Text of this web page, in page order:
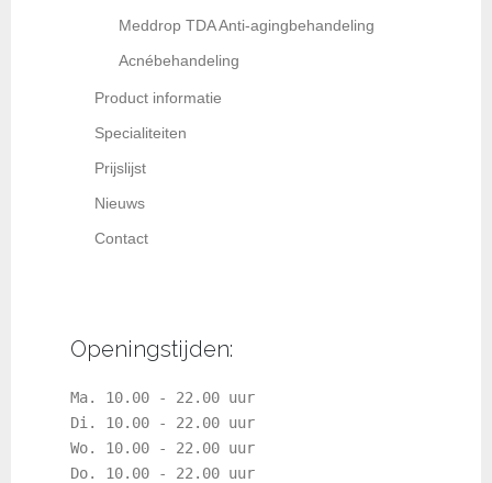
Meddrop TDA Anti-agingbehandeling
Acnébehandeling
Product informatie
Specialiteiten
Prijslijst
Nieuws
Contact
Openingstijden:
Ma. 10.00 - 22.00 uur
Di. 10.00 - 22.00 uur
Wo. 10.00 - 22.00 uur
Do. 10.00 - 22.00 uur